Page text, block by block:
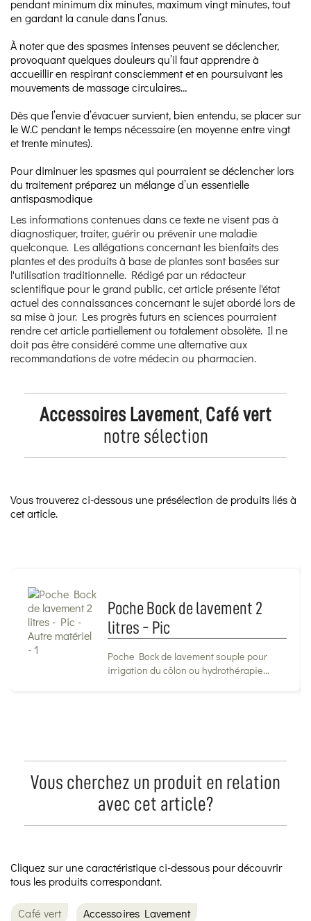
pendant minimum dix minutes, maximum vingt minutes, tout
en gardant la canule dans l’anus.
À noter que des spasmes intenses peuvent se déclencher,
provoquant quelques douleurs qu’il faut apprendre à
accueillir en respirant consciemment et en poursuivant les
mouvements de massage circulaires…
Dès que l’envie d’évacuer survient, bien entendu, se placer sur
le W.C pendant le temps nécessaire (en moyenne entre vingt
et trente minutes).
Pour diminuer les spasmes qui pourraient se déclencher lors
du traitement préparez un mélange d’un essentielle
antispasmodique
Les informations contenues dans ce texte ne visent pas à
diagnostiquer, traiter, guérir ou prévenir une maladie
quelconque. Les allégations concernant les bienfaits des
plantes et des produits à base de plantes sont basées sur
l'utilisation traditionnelle. Rédigé par un rédacteur
scientifique pour le grand public, cet article présente l'état
actuel des connaissances concernant le sujet abordé lors de
sa mise à jour. Les progrès futurs en sciences pourraient
rendre cet article partiellement ou totalement obsolète. Il ne
doit pas être considéré comme une alternative aux
recommandations de votre médecin ou pharmacien.
Accessoires Lavement, Café vert
notre sélection
Vous trouverez ci-dessous une présélection de produits liés à
cet article.
Poche Bock de lavement 2
litres - Pic
Poche Bock de lavement souple pour
irrigation du côlon ou hydrothérapie...
Vous cherchez un produit en relation
avec cet article?
Cliquez sur une caractéristique ci-dessous pour découvrir
tous les produits correspondant.
Café vert Accessoires Lavement